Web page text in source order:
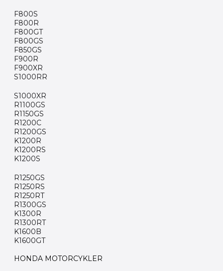
F800S
F800R
F800GT
F800GS
F850GS
F900R
F900XR
S1000RR
S1000XR
R1100GS
R1150GS
R1200C
R1200GS
K1200R
K1200RS
K1200S
R1250GS
R1250RS
R1250RT
R1300GS
K1300R
R1300RT
K1600B
K1600GT
HONDA MOTORCYKLER